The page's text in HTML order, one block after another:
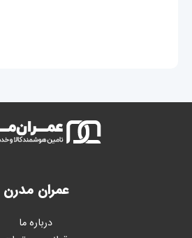
عمران مدرن
درباره ما